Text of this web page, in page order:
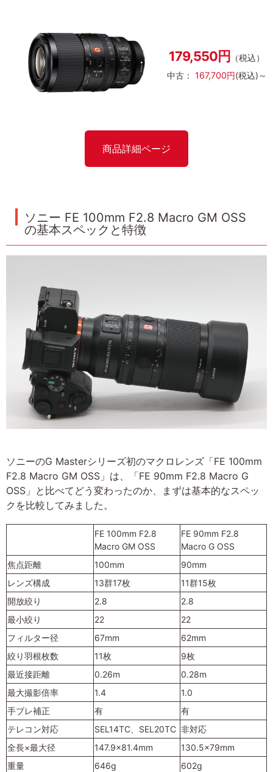
179,550円
（税込）
中古： 167,700円(税込)～
商品詳細ページ
ソニー FE 100mm F2.8 Macro GM OSS
の基本スペックと特徴
ソニーのG Masterシリーズ初のマクロレンズ「FE 100mm
F2.8 Macro GM OSS」は、「FE 90mm F2.8 Macro G
OSS」と比べてどう変わったのか、まずは基本的なスペッ
クを比較してみました。
FE 100mm F2.8
Macro GM OSS
FE 90mm F2.8
Macro G OSS
焦点距離
100mm
90mm
レンズ構成
13群17枚
11群15枚
開放絞り
2.8
2.8
最小絞り
22
22
フィルター径
67mm
62mm
絞り羽根枚数
11枚
9枚
最近接距離
0.26m
0.28m
最大撮影倍率
1.4
1.0
手ブレ補正
有
有
テレコン対応
SEL14TC、SEL20TC 非対応
全長×最大径
147.9×81.4mm
130.5×79mm
重量
646g
602g